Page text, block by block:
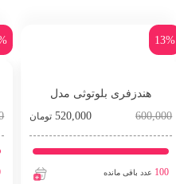
13%
هندزفری بلوتوثی مدل
AirPods Pro. 2nd Generation
600,000
520,000 تومان
100 عدد باقی مانده